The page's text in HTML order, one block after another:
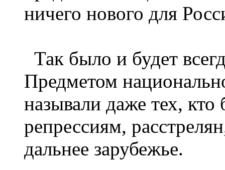
ничего нового для
Так было и будет
Предметом
называли даже тех,
репрессиям,
дальнее зарубежье.